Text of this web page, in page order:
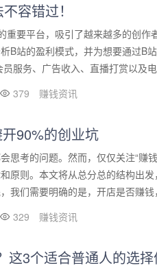
容错过！
要平台，吸引了越来越多的创作
站的盈利模式，并为想要通过B
服务、广告收入、直播打赏以及
379 赚钱资讯
90%的创业坑
思考的问题。然而，仅仅关注“赚
原则。本文将从总分总的结构出
我们需要明确的是，开店是否赚
329 赚钱资讯
这3个适合普通人的选